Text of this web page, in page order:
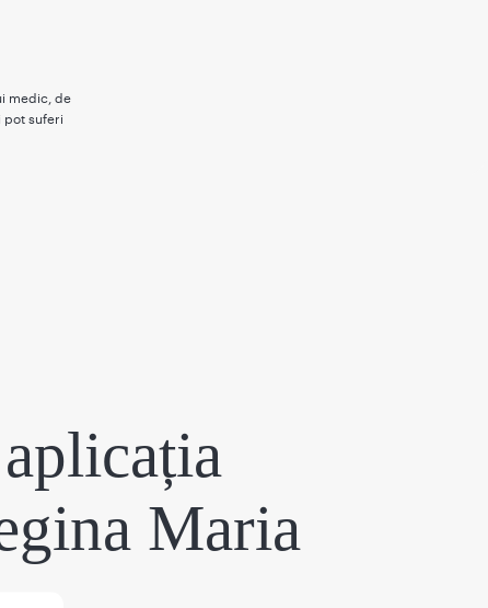
medic, de
pot suferi
Maria